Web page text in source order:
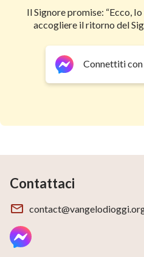
Il Signore promise: “Ecco,
accogliere il ritorno del
Connettiti con
Contattaci